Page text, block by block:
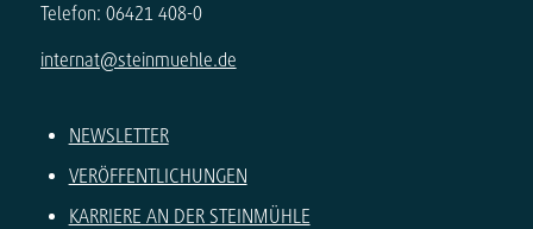
Telefon: 06421 408-0
internat@steinmuehle.de
NEWSLETTER
VERÖFFENTLICHUNGEN
KARRIERE AN DER STEINMÜHLE